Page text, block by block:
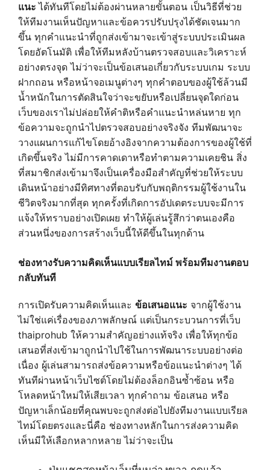
แนะได้ทันทีโดยไม่ต้องผ่านหลายขั้นตอน เป็นวิธีที่ช่วย
ให้ทีมงานเห็นปัญหาและข้อควรปรับปรุงได้ชัดเจนมาก
ขึ้น ทุกคำแนะนำที่ถูกส่งเข้ามาจะเข้าสู่ระบบประเมินผล
โดยอัตโนมัติ เพื่อให้ทีมหลังบ้านตรวจสอบและวิเคราะห์
อย่างตรงจุด ไม่ว่าจะเป็นข้อเสนอเกี่ยวกับระบบเกม ระบบ
ฝากถอน หรือหน้าจอเมนูต่างๆ ทุกคำตอบของผู้ใช้ล้วนมี
น้ำหนักในการตัดสินใจว่าจะขยับหรือเปลี่ยนจุดใดก่อน
เว็บของเราไม่ปล่อยให้คำติหรือคำแนะนำหล่นหาย ทุก
ข้อความจะถูกนำไปตรวจสอบอย่างจริงจัง ทีมพัฒนาจะ
วางแผนการแก้ไขโดยอ้างอิงจากความต้องการของผู้ใช้ที่
เกิดขึ้นจริง ไม่มีการคาดเดาหรือทำตามความเคยชิน สิ่ง
ที่สมาชิกส่งเข้ามาจึงเป็นเครื่องมือสำคัญที่ช่วยให้ระบบ
เดินหน้าอย่างมีทิศทางที่ตอบรับกับพฤติกรรมผู้ใช้งานใน
ชีวิตจริงมากที่สุด ทุกครั้งที่เกิดการอัปเดตระบบจะมีการ
แจ้งให้ทราบอย่างเปิดเผย ทำให้ผู้เล่นรู้สึกว่าตนเองคือ
ส่วนหนึ่งของการสร้างเว็บนี้ให้ดีขึ้นในทุกด้าน
ช่องทางรับความคิดเห็นแบบเรียลไทม์ พร้อมทีมงานตอบ
กลับทันที
การเปิดรับความคิดเห็นและ ข้อเสนอแนะ จากผู้ใช้งาน
ไม่ใช่แค่เรื่องของภาพลักษณ์ แต่เป็นกระบวนการที่เว็บ
thaiprohub ให้ความสำคัญอย่างแท้จริง เพื่อให้ทุกข้อ
เสนอที่ส่งเข้ามาถูกนำไปใช้ในการพัฒนาระบบอย่างต่อ
เนื่อง ผู้เล่นสามารถส่งข้อความหรือข้อแนะนำต่างๆ ได้
ทันทีผ่านหน้าเว็บไซต์โดยไม่ต้องล็อกอินซ้ำซ้อน หรือ
โหลดหน้าใหม่ให้เสียเวลา ทุกคำถาม ข้อเสนอ หรือ
ปัญหาเล็กน้อยที่คุณพบจะถูกส่งต่อไปยังทีมงานแบบเรียล
ไทม์โดยตรงและนี่คือ ช่องทางหลักในการส่งความคิด
เห็นมีให้เลือกหลากหลาย ไม่ว่าจะเป็น